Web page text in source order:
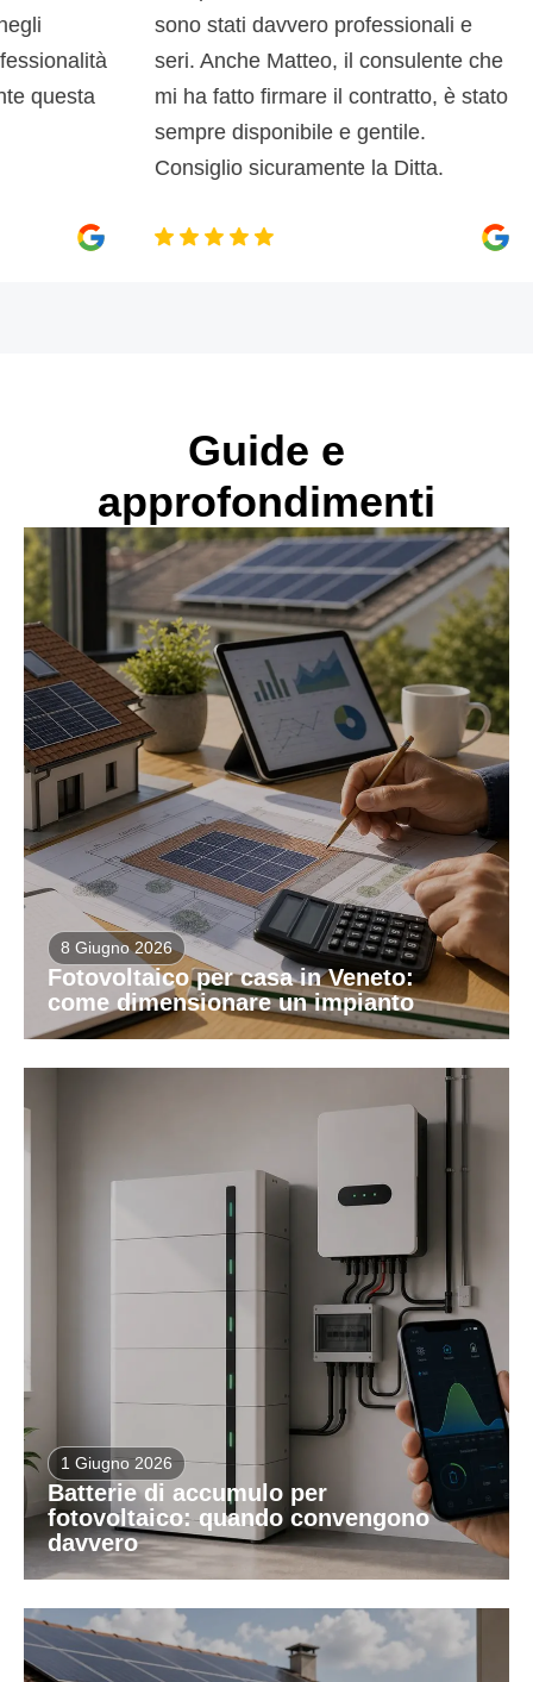
sono stati davvero professionali e
seri. Anche Matteo, il consulente che
mi ha fatto firmare il contratto, è stato
sempre disponibile e gentile.
Consiglio sicuramente la Ditta.
Guide e
approfondimenti
8 Giugno 2026
Fotovoltaico per casa in Veneto:
come dimensionare un impianto
1 Giugno 2026
Batterie di accumulo per
fotovoltaico: quando convengono
davvero